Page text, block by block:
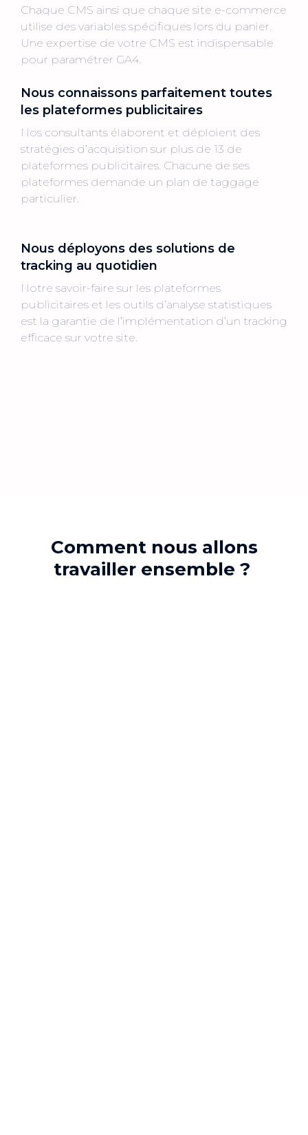
Chaque CMS ainsi que chaque site e-commerce
utilise des variables spécifiques lors du panier.
Une expertise de votre CMS est indispensable
pour paramétrer GA4.
Nous connaissons parfaitement toutes
les plateformes publicitaires
Nos consultants élaborent et déploient des
stratégies d’acquisition sur plus de 13 de
plateformes publicitaires. Chacune de ses
plateformes demande un plan de taggage
particulier.
Nous déployons des solutions de
tracking au quotidien
Notre savoir-faire sur les plateformes
publicitaires et les outils d’analyse statistiques
est la garantie de l’implémentation d’un tracking
efficace sur votre site.
Comment nous allons
travailler ensemble ?